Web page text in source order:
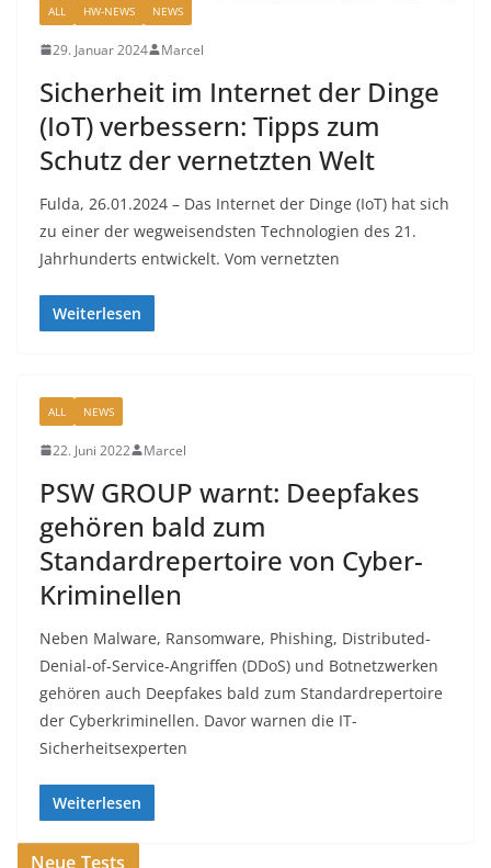
ALL HW-NEWS NEWS
29. Januar 2024 Marcel
Sicherheit im Internet der Dinge
(IoT) verbessern: Tipps zum
Schutz der vernetzten Welt
Fulda, 26.01.2024 – Das Internet der Dinge (IoT) hat sich
zu einer der wegweisendsten Technologien des 21.
Jahrhunderts entwickelt. Vom vernetzten
Weiterlesen
ALL NEWS
22. Juni 2022 Marcel
PSW GROUP warnt: Deepfakes
gehören bald zum
Standardrepertoire von Cyber-
Kriminellen
Neben Malware, Ransomware, Phishing, Distributed-
Denial-of-Service-Angriffen (DDoS) und Botnetzwerken
gehören auch Deepfakes bald zum Standardrepertoire
der Cyberkriminellen. Davor warnen die IT-
Sicherheitsexperten
Weiterlesen
Neue Tests